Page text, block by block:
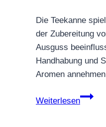
Die Teekanne
der Zubereitung
Ausguss
Handhabung und
Aromen
Weiterlesen
Ist